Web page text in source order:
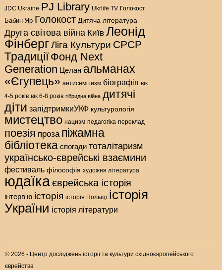
JDC Ukraine PJ Library Ukrlife TV Голокост
Бабин Яр Голокост Дитяча література
Друга світова війна Київ Леонід
Фінберг Ліга Культури СРСР
ТрадиціїФонд Next
Generation Целан альманах
«Єгупець» антисемітизм біографія вік
4-5 років вік 6-8 років гібридна війна дитячі
діти запідтримкиУКФ культурологія
мистецтво нацизм педагогіка переклад
поезія проза піжамна
бібліотека спогади тоталітаризм
українсько-єврейські взаємини
фестиваль філософія художня література
юдаїкаєврейська історія
інтерв'ю історія історія Польщі історія
України історія літератури
© 2026 - Центр досліджень історії та культури східноєвропейського
єврейства